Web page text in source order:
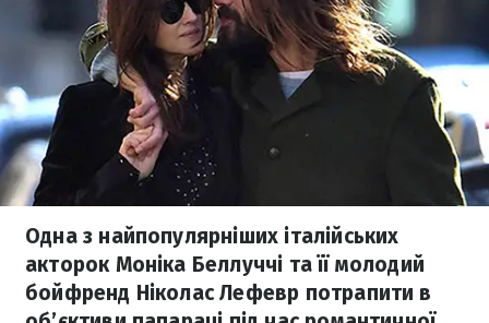
Одна з найпопулярніших італійських
акторок Моніка Беллуччі та її молодий
бойфренд Ніколас Лефевр потрапити в